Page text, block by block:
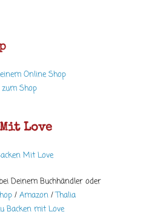
zum Shop
Mit Love
Deinem Buchhändler oder
/ Amazon/Thalia
Backen mit Love